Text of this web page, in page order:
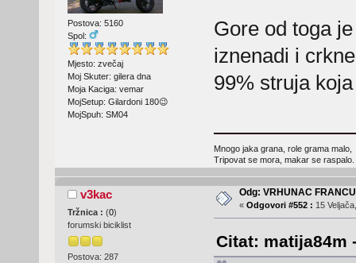
Postova: 5160
Spol:
Mjesto: zvečaj
Moj Skuter: gilera dna
Moja Kaciga: vemar
MojSetup: Gilardoni 180😉
MojSpuh: SM04
Gore od toga
iznenadi i
99% struja
Mnogo jaka grana, role grama malo,
Tripovat se mora, makar se raspalo.
v3kac
Tržnica : (0)
forumski biciklist
Postova: 287
Odg: VRHUNAC
« Odgovori #552 : 15
Citat: matija84m